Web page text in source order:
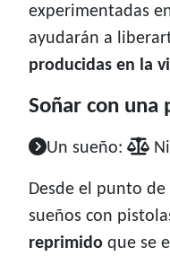
experimentadas
ayudarán a
producidas en la
Soñar con una
Un sueño:
Desde el punto de
sueños con
reprimido que se